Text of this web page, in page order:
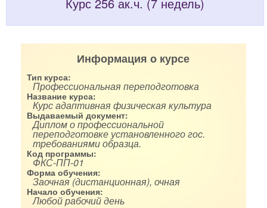
Информация о курсе
Тип курса:
Профессиональная переподготовка
Название курса:
Курс адаптивная физическая культура
Выдаваемый документ:
Диплом о профессиональной
переподготовке установленного гос.
требованиями образца.
Код программы:
ФКС-ПП-01
Форма обучения:
Заочная (дистанционная), очная
Начало обучения:
Любой рабочий день